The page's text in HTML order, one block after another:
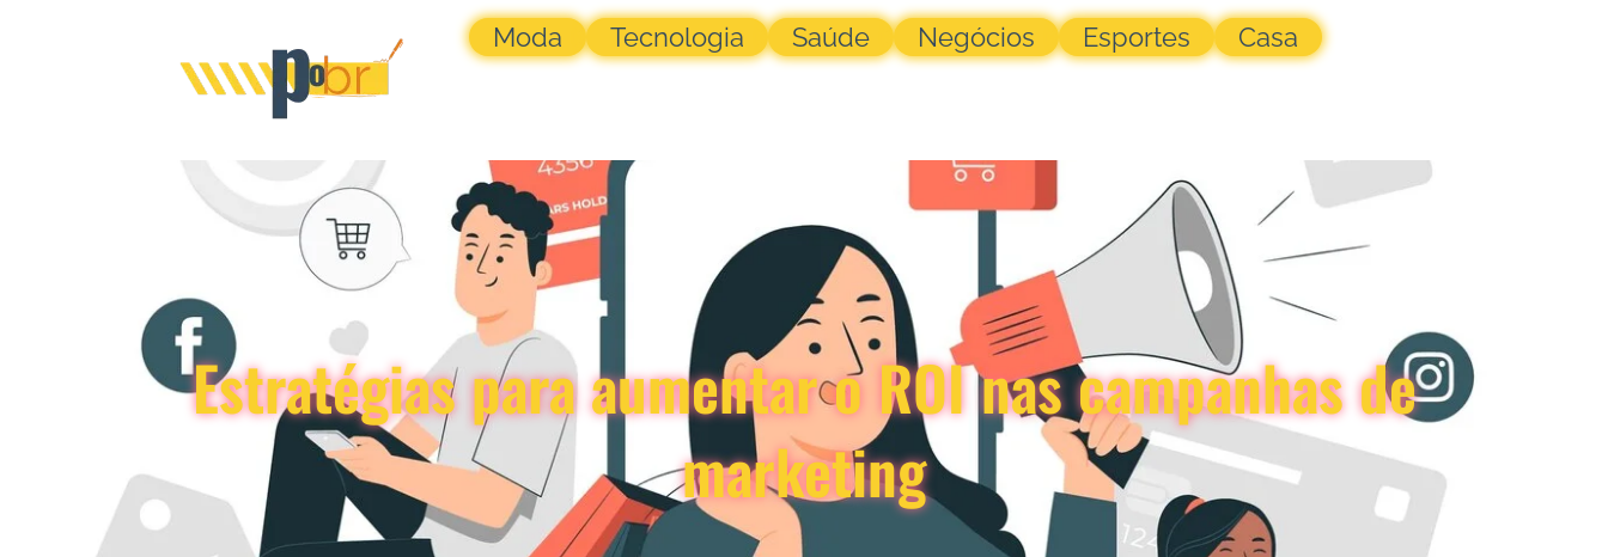
Moda Tecnologia Saúde Negócios Esportes Casa
Estratégias para aumentar o ROI nas campanhas de
marketing